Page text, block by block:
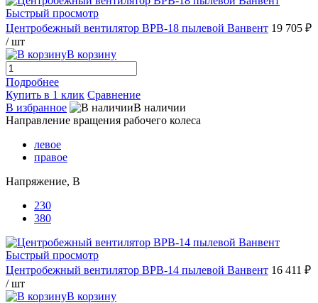
Быстрый просмотр
Центробежный вентилятор ВРВ-18 пылевой Ванвент 19 705 ₽
/ шт
В корзину
Подробнее
Купить в 1 клик Сравнение
В избранное
В наличии
Направление вращения рабочего колеса
левое
правое
Напряжение, В
230
380
Быстрый просмотр
Центробежный вентилятор ВРВ-14 пылевой Ванвент 16 411 ₽
/ шт
В корзину